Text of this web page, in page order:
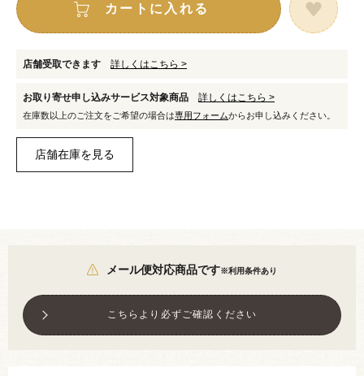
カートに入れる
店舗受取できます 詳しくはこちら >
お取り寄せ申し込みサービス対象商品 詳しくはこちら >
在庫数以上のご注文をご希望の場合は専用フォームからお申し込みください。
メール便対応商品です※利用条件あり
こちらより必ずご確認ください